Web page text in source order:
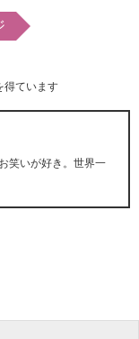
得ています
笑いが好き。世界一